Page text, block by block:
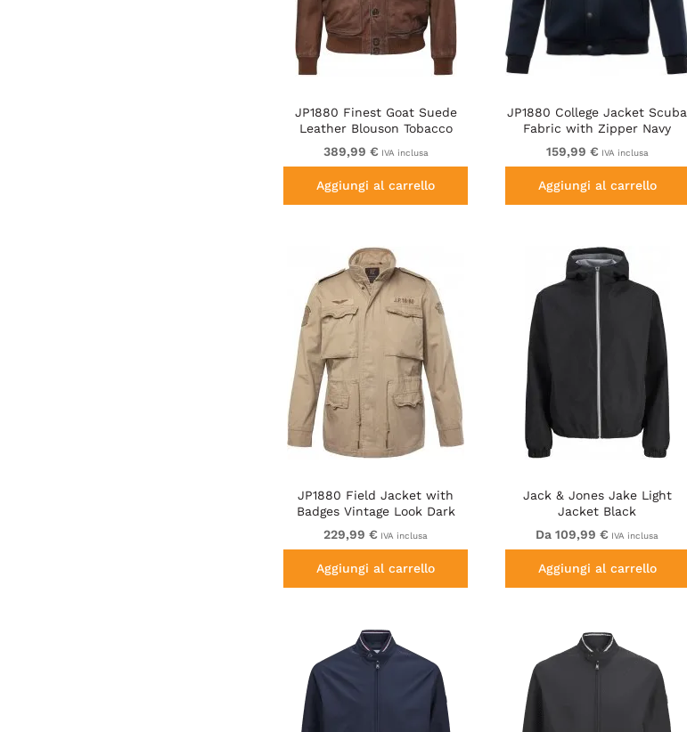
JP1880 Finest Goat Suede
Leather Blouson Tobacco
Brown
389,99 € IVA inclusa
Aggiungi al carrello
JP1880 College Jacket Scuba
Fabric with Zipper Navy
159,99 € IVA inclusa
Aggiungi al carrello
JP1880 Field Jacket with
Badges Vintage Look Dark
Beige
229,99 € IVA inclusa
Aggiungi al carrello
Jack & Jones Jake Light
Jacket Black
Da 109,99 € IVA inclusa
Aggiungi al carrello